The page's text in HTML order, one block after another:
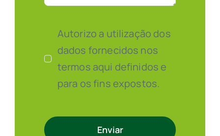
Autorizo a utilização dos
dados fornecidos nos
termos aqui definidos e
para os fins expostos.
Enviar